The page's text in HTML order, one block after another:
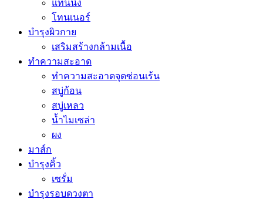
แทนนิ่ง
โทนเนอร์
บำรุงผิวกาย
เสริมสร้างกล้ามเนื้อ
ทำความสะอาด
ทำความสะอาดจุดซ่อนเร้น
สบู่ก้อน
สบู่เหลว
น้ำไมเซล่า
ผง
มาส์ก
บำรุงคิ้ว
เซรั่ม
บำรุงรอบดวงตา